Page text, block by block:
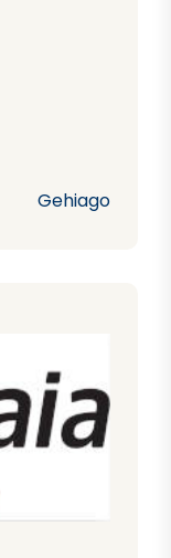
Gehiago